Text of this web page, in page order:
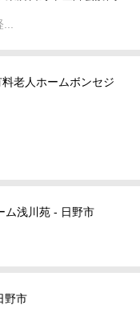
老人ホームボンセジ
ム浅川苑 - 日野市
野市